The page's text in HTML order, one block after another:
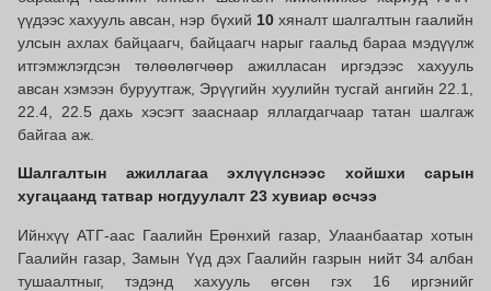
үүдээс хахууль авсан, нэр бүхий 10хяналт шалгалтын гаалийн
улсын ахлах байцаагч, байцаагч нарыг гаальд бараа мэдүүлж
итгэмжлэгдсэн төлөөлөгчөөр ажилласан иргэдээс хахууль
авсан хэмээн буруутгаж, Эрүүгийн хуулийн тусгай ангийн 22.1,
22.4, 22.5 дахь хэсэгт зааснаар яллагдагчаар татан шалгаж
байгаа аж.
Шалгалтын ажиллагаа эхлүүлснээс хойшхи сарын
хугацаанд татвар ногдуулалт 23 хувиар өсчээ
Ийнхүү АТГ-аас Гаалийн Ерөнхий газар, Улаанбаатар хотын
Гаалийн газар, Замын Үүд дэх Гаалийн газрын нийт 34 албан
тушаалтныг, тэдэнд хахууль өгсөн гэх 16 иргэнийг